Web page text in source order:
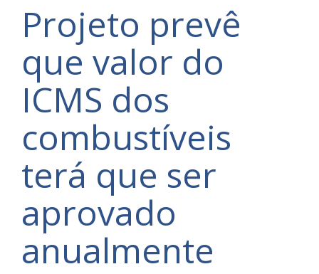
Projeto prevê
que valor do
ICMS dos
combustíveis
terá que ser
aprovado
anualmente